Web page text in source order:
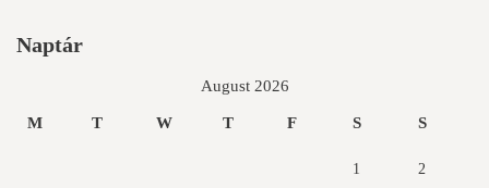
Naptár
August 2026
M T W T F S S
1 2